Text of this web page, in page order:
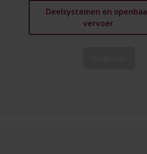
Deelsystemen en
vervoer